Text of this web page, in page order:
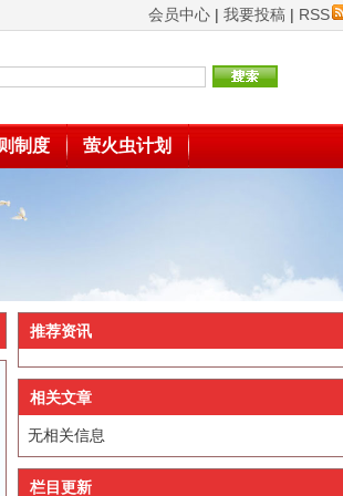
会员中心 | 我要投稿 | RSS
制度 萤火虫计划
推荐资讯
相关文章
无相关信息
栏目更新